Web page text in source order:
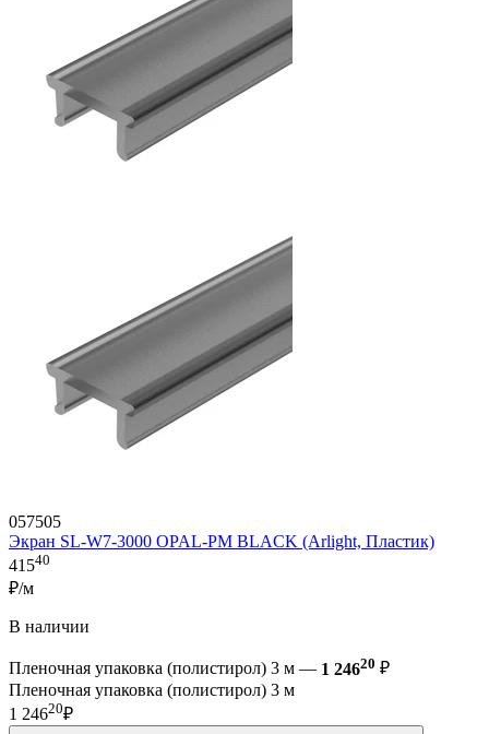
057505
Экран SL-W7-3000 OPAL-PM BLACK (Arlight, Пластик)
41540
₽/м
В наличии
Пленочная упаковка (полистирол) 3 м — 1 24620 ₽
Пленочная упаковка (полистирол) 3 м
1 24620₽